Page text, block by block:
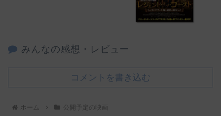
みんなの感想・レビュー
コメントを書き込む
ホーム 公開予定の映画